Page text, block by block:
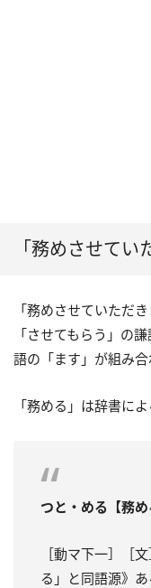
「務めさせて
「務めさせていただ
「させてもらう」の
語の「ます」が組み合
「務める」は辞書に
つと・める【務め
［動マ下一］［
る」と同語源》